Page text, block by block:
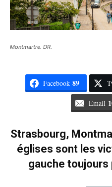
Montmartre. DR.
Facebook 89
Email
Strasbourg,
églises sont les
gauche toujours